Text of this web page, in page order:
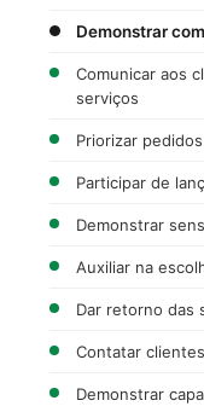
Demonstrar
Comunicar aos
serviços
Priorizar
Participar de
Demonstrar
Auxiliar na
Dar retorno das
Contatar clientes
Demonstrar